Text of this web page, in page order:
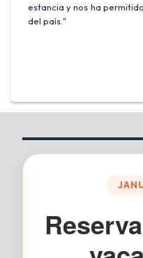
estancia y nos ha
del país."